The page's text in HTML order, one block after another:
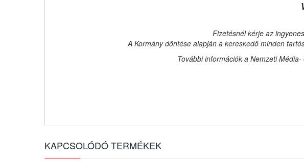
Fizetésnél kérje az
A Kormány döntése alapján a kereskedő minden
További információk a Nemzeti
KAPCSOLÓDÓ TERMÉKEK